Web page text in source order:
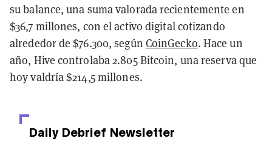
su balance, una suma valorada recientemente en
$36,7 millones, con el activo digital cotizando
alrededor de $76.300, según CoinGecko. Hace un
año, Hive controlaba 2.805 Bitcoin, una reserva que
hoy valdría $214,5 millones.
Daily Debrief Newsletter